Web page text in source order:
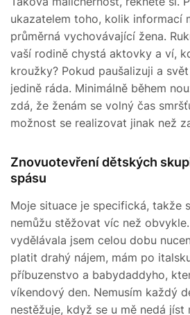
ukazatelem toho, kolik informací
průměrná vychovávající žena.
vaší rodině chystá aktovky a ví,
kroužky? Pokud paušalizuji a
jedině ráda. Minimálně během
zdá, že ženám se volný čas
možnost se realizovat jinak než
Znovuotevření dětských
spásu
Moje situace je specifická, takže
nemůžu stěžovat víc než
vydělávala jsem celou dobu
platit drahý nájem, mám po
příbuzenstvo a babydaddyho,
víkendový den. Nemusím každý
nestěžuje, když se u mě nedá jíst